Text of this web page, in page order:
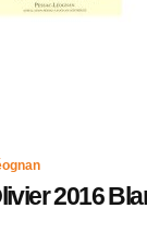
2016